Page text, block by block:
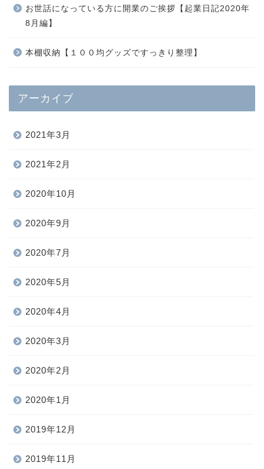
お世話になっている方に開業のご挨拶【起業日記2020年
8月編】
本棚収納【１００均グッズですっきり整理】
アーカイブ
2021年3月
2021年2月
2020年10月
2020年9月
2020年7月
2020年5月
2020年4月
2020年3月
2020年2月
2020年1月
2019年12月
2019年11月